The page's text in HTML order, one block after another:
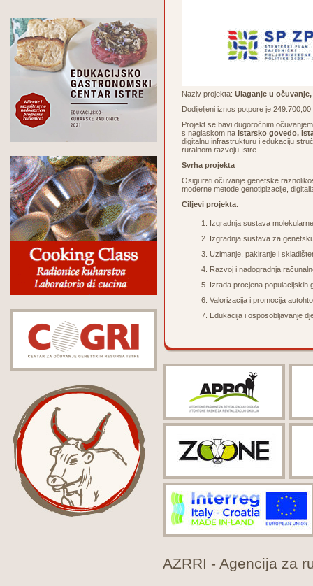
Naziv projekta: Ulaganje u
Dodijeljeni iznos potpore je 249.700,00
Projekt se bavi dugoročnim
s naglaskom na istarsko govedo,
digitalnu infrastrukturu i edukaciju
ruralnom razvoju Istre.
Svrha projekta
Osigurati očuvanje genetske
moderne metode genotipizacije,
Ciljevi projekta:
Izgradnja sustava
Izgradnja sustava za
Uzimanje, pakiranje i
Razvoj i nadogradnja
Izrada procjena populacijskih
Valorizacija i promocija
Edukacija i osposobljavanje
AZRRI - Agencija za